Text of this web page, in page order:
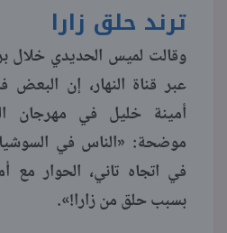
ترند حلق زارا
وقالت لميس الحديدي خلال
عبر قناة النهار، إن البعض
أمينة خليل في مهرجان
موضحة: «الناس في
في اتجاه تاني، الحوار مع
بسبب حلق من زارا!».